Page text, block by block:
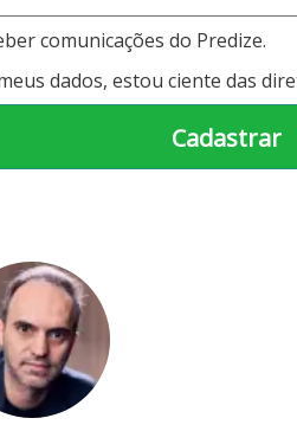
comunicações do Predize.
dados, estou ciente das
Cadastrar